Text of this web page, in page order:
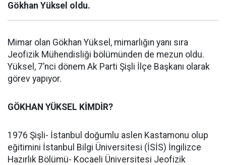
Gökhan Yüksel oldu.
Mimar olan Gökhan Yüksel, mimarlığın yanı sıra
Jeofizik Mühendisliği bölümünden de mezun oldu.
Yüksel, 7’nci dönem Ak Parti Şişli İlçe Başkanı olarak
görev yapıyor.
GÖKHAN YÜKSEL KİMDİR?
1976 Şişli- İstanbul doğumlu aslen Kastamonu olup
eğitimini İstanbul Bilgi Üniversitesi (İSİS) İngilizce
Hazırlık Bölümü- Kocaeli Üniversitesi Jeofizik